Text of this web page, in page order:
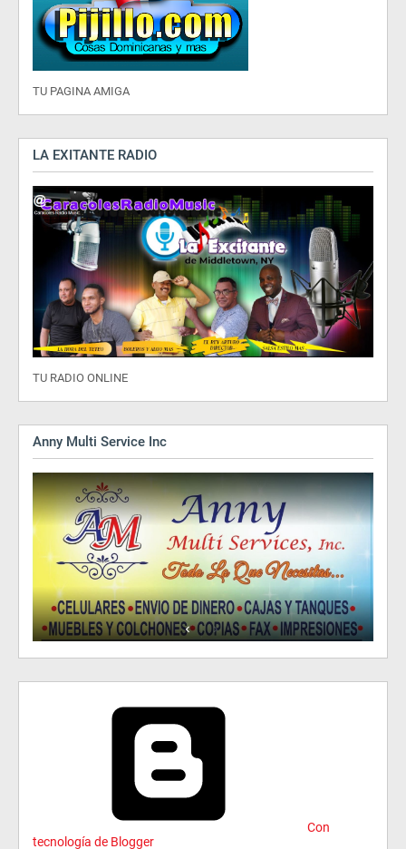
TU PAGINA AMIGA
LA EXITANTE RADIO
TU RADIO ONLINE
Anny Multi Service Inc
Con
tecnología de Blogger